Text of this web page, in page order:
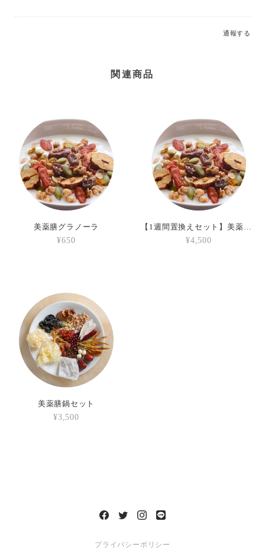
通報する
関連商品
美薬膳グラノーラ
¥650
¥4,500
美薬膳鍋セット
¥3,500
プライバシーポリシー